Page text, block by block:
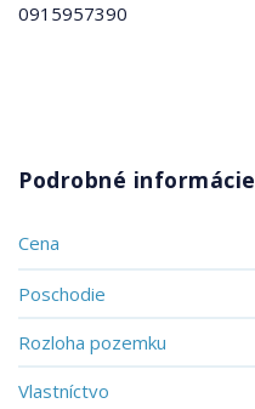
0915957390
Podrobné informácie
Cena
Poschodie
Rozloha pozemku
Vlastníctvo